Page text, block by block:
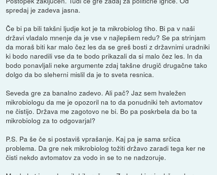
spredaj je zadeva jasna.
Če bi pa bili takšni ljudje kot je ta mikrobiolog tiho. Bi pa v naši
državi vladalo mnenje da je vse v najlepšem redu? Se pa strinjam
da moraš biti kar malo čez les da se greš bosti z državnimi uradniki
ki bodo naredili vse da te bodo prikazali da si malo čez les. In da
bodo ponavljali neke argumente zdaj takšne drugič drugačne tako
dolgo da bo sleherni mislil da je to sveta resnica.
Seveda gre za banalno zadevo. Ali pač? Jaz sem hvaležen
mikrobiologu da me je opozoril na to da ponudniki teh avtomatov
ne čistijo. Država me zagotovo ne bi. Bo pa poskrbela da bo ta
mikrobiolog za to odgovarjal?
P.S. Pa še če si postaviš vprašanje. Kaj pa je sama srčica
problema. Da gre nek mikrobiolog tožiti državo zaradi tega ker ne
čisti nekdo avtomatov za vodo in se to ne nadzoruje.